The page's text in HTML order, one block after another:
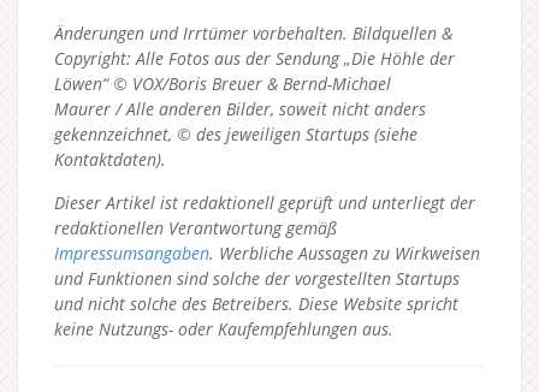
Änderungen und Irrtümer vorbehalten. Bildquellen &
Copyright: Alle Fotos aus der Sendung „Die Höhle der
Löwen“ © VOX/Boris Breuer & Bernd-Michael
Maurer / Alle anderen Bilder, soweit nicht anders
gekennzeichnet, © des jeweiligen Startups (siehe
Kontaktdaten).
Dieser Artikel ist redaktionell geprüft und unterliegt der
redaktionellen Verantwortung gemäß
Impressumsangaben. Werbliche Aussagen zu Wirkweisen
und Funktionen sind solche der vorgestellten Startups
und nicht solche des Betreibers. Diese Website spricht
keine Nutzungs- oder Kaufempfehlungen aus.